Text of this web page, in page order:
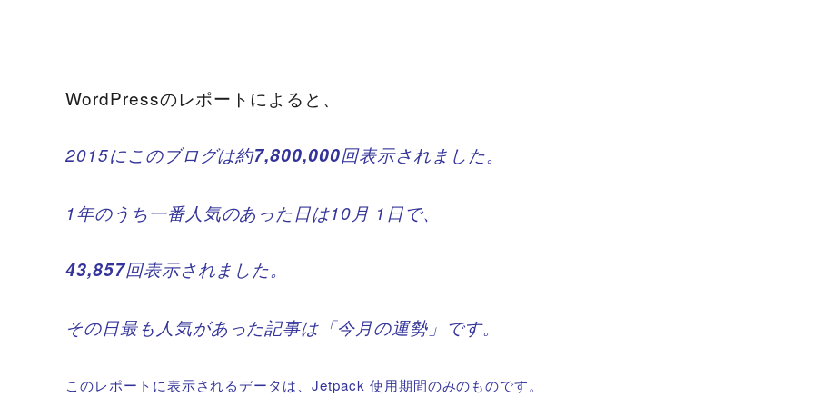
WordPressのレポートによると、
2015にこのブログは約7,800,000回表示されました。
1年のうち一番人気のあった日は10月 1日で、
43,857回表示されました。
その日最も人気があった記事は「今月の運勢 」です。
このレポートに表示されるデータは、Jetpack 使用期間のみのものです。